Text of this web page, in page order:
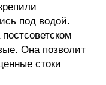
под водой.
Она позволит
стоки